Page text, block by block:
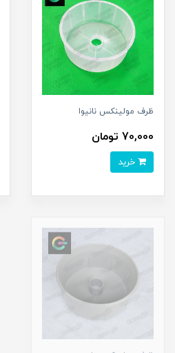
ظرف مولینکس نانیوا
70,000 تومان